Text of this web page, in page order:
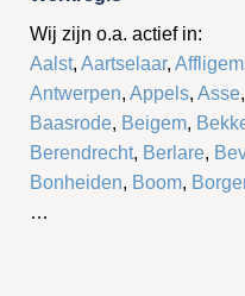
Wij zijn o.a. actief in:
Aalst, Aartselaar, Affligem
Antwerpen, Appels, Asse,
Baasrode, Beigem,
Berendrecht, Berlare,
Bonheiden, Boom,
…